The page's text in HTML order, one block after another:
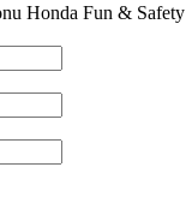
Honda Fun & Safety